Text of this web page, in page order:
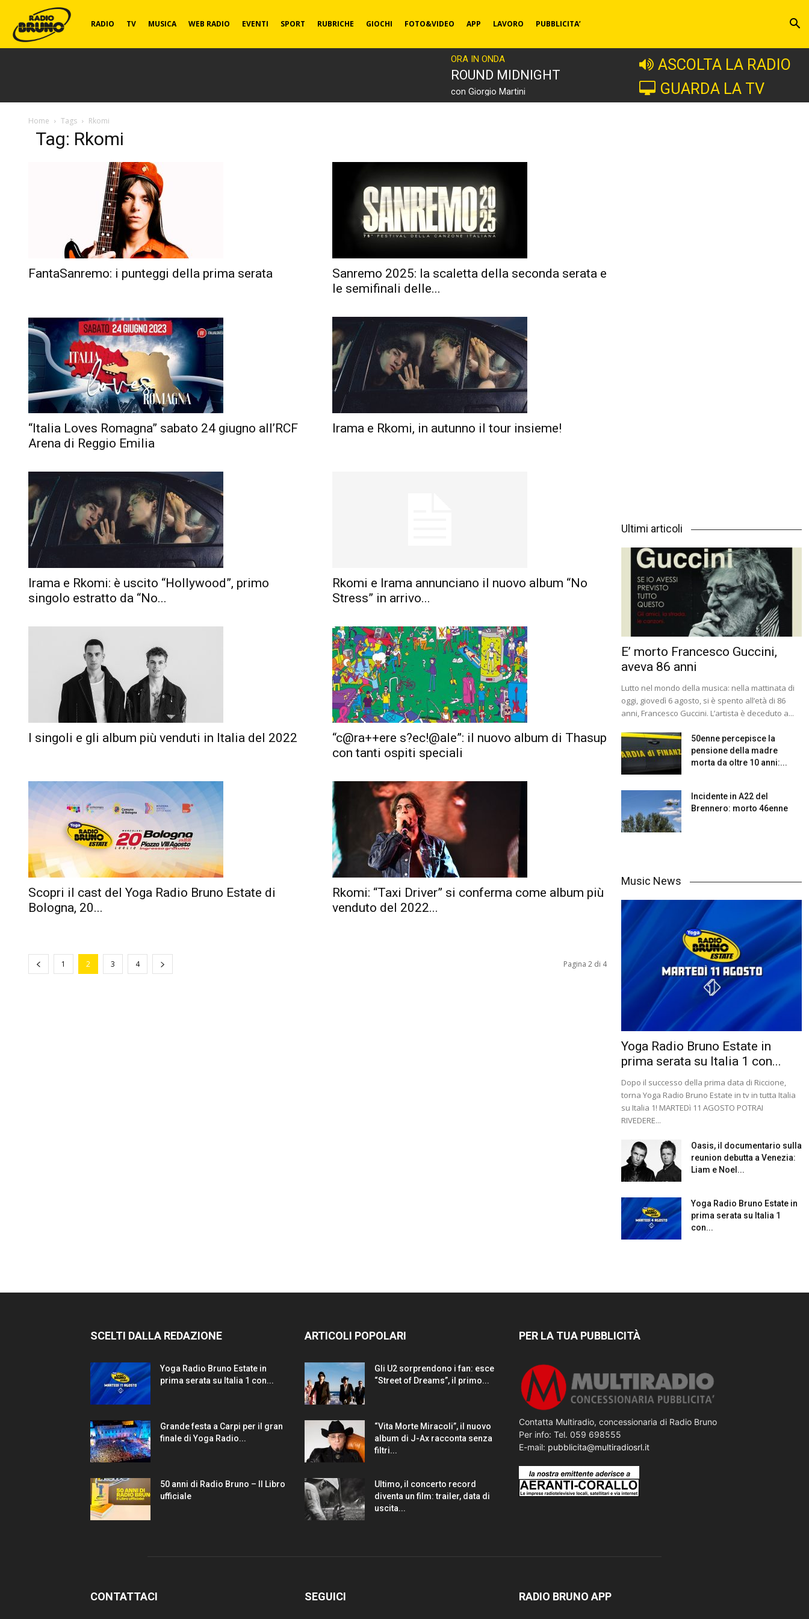
Radio
RADIO TV MUSICA WEB RADIO EVENTI SPORT RUBRICHE GIOCHI FOTO&VIDEO APP LAVORO PUBBLICITA’
ORA IN ONDA
ROUND MIDNIGHT
con Giorgio Martini
ASCOLTA LA RADIO
GUARDA LA TV
Home Tags Rkomi
Tag: Rkomi
FantaSanremo: i punteggi della prima serata
Sanremo 2025: la scaletta della seconda serata e
le semifinali delle...
“Italia Loves Romagna” sabato 24 giugno all’RCF
Arena di Reggio Emilia
Irama e Rkomi, in autunno il tour insieme!
Irama e Rkomi: è uscito “Hollywood”, primo
singolo estratto da “No...
Rkomi e Irama annunciano il nuovo album “No
Stress” in arrivo...
I singoli e gli album più venduti in Italia del 2022
“c@ra++ere s?ec!@ale”: il nuovo album di Thasup
con tanti ospiti speciali
Scopri il cast del Yoga Radio Bruno Estate di
Bologna, 20...
Rkomi: “Taxi Driver” si conferma come album più
venduto del 2022...
1 2 3 4 Pagina 2 di 4
Ultimi articoli
E’ morto Francesco Guccini,
aveva 86 anni
Lutto nel mondo della musica: nella mattinata di
oggi, giovedì 6 agosto, si è spento all’età di 86
anni, Francesco Guccini. L’artista è deceduto a...
50enne percepisce la
pensione della madre
morta da oltre 10 anni:...
Incidente in A22 del
Brennero: morto 46enne
Music News
Yoga Radio Bruno Estate in
prima serata su Italia 1 con...
Dopo il successo della prima data di Riccione,
torna Yoga Radio Bruno Estate in tv in tutta Italia
su Italia 1! MARTEDì 11 AGOSTO POTRAI
RIVEDERE...
Oasis, il documentario sulla
reunion debutta a Venezia:
Liam e Noel...
Yoga Radio Bruno Estate in
prima serata su Italia 1
con...
SCELTI DALLA REDAZIONE
Yoga Radio Bruno Estate in
prima serata su Italia 1 con...
Grande festa a Carpi per il gran
finale di Yoga Radio...
50 anni di Radio Bruno – Il Libro
ufficiale
ARTICOLI POPOLARI
Gli U2 sorprendono i fan: esce
“Street of Dreams”, il primo...
“Vita Morte Miracoli”, il nuovo
album di J-Ax racconta senza
filtri...
Ultimo, il concerto record
diventa un film: trailer, data di
uscita...
PER LA TUA PUBBLICITÀ
Contatta Multiradio, concessionaria di Radio Bruno
Per info: Tel. 059 698555
E-mail: pubblicita@multiradiosrl.it
CONTATTACI SEGUICI RADIO BRUNO APP